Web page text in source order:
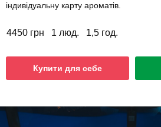
індивідуальну карту ароматів.
4450 грн 1 люд. 1,5 год.
Купити для себе